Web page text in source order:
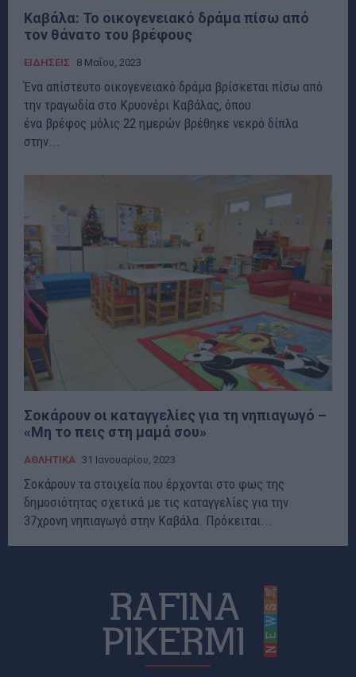
Καβάλα: To οικογενειακό δράμα πίσω από
τον θάνατο του βρέφους
ΕΙΔΗΣΕΙΣ 8 Μαΐου, 2023
Ένα απίστευτο οικογενειακό δράμα βρίσκεται πίσω από
την τραγωδία στο Κρυονέρι Καβάλας, όπου
ένα βρέφος μόλις 22 ημερών βρέθηκε νεκρό δίπλα
στην...
Σοκάρουν οι καταγγελίες για τη νηπιαγωγό –
«Μη το πεις στη μαμά σου»
ΑΘΛΗΤΙΚΑ 31 Ιανουαρίου, 2023
Σοκάρουν τα στοιχεία που έρχονται στο φως της
δημοσιότητας σχετικά με τις καταγγελίες για την
37χρονη νηπιαγωγό στην Καβάλα. Πρόκειται...